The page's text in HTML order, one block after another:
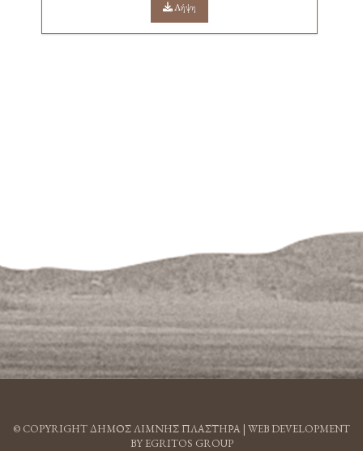
Λήψη
© COPYRIGHT ΔΗΜΟΣ ΛΙΜΝΗΣ ΠΛΑΣΤΗΡΑ | WEB DEVELOPMENT
BY EGRITOS GROUP